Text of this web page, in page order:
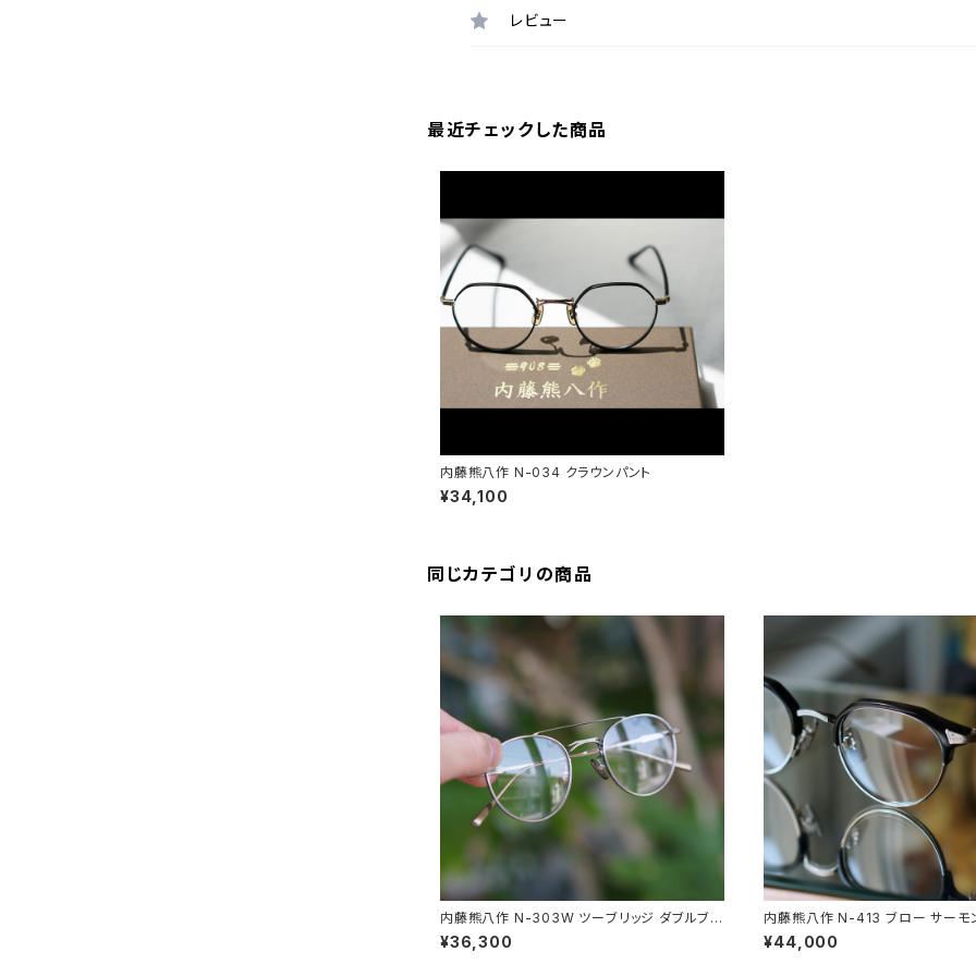
レビュー
最近チェックした商品
内藤熊八作 N-034 クラウンパント
¥34,100
同じカテゴリの商品
内藤熊八作 N-303W ツーブリッジ ダブルブリ
ッジ ボストン
¥36,300
内藤熊八作 N-413 ブロー サーモ
パント
¥44,000